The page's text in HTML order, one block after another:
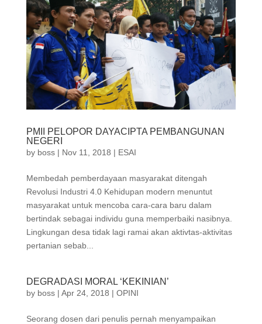
PMII PELOPOR DAYACIPTA PEMBANGUNAN
NEGERI
by boss| Nov 11, 2018 | ESAI
Membedah pemberdayaan masyarakat ditengah
Revolusi Industri 4.0 Kehidupan modern menuntut
masyarakat untuk mencoba cara-cara baru dalam
bertindak sebagai individu guna memperbaiki nasibnya.
Lingkungan desa tidak lagi ramai akan aktivtas-aktivitas
pertanian sebab...
DEGRADASI MORAL ‘KEKINIAN’
by boss| Apr 24, 2018 | OPINI
Seorang dosen dari penulis pernah menyampaikan